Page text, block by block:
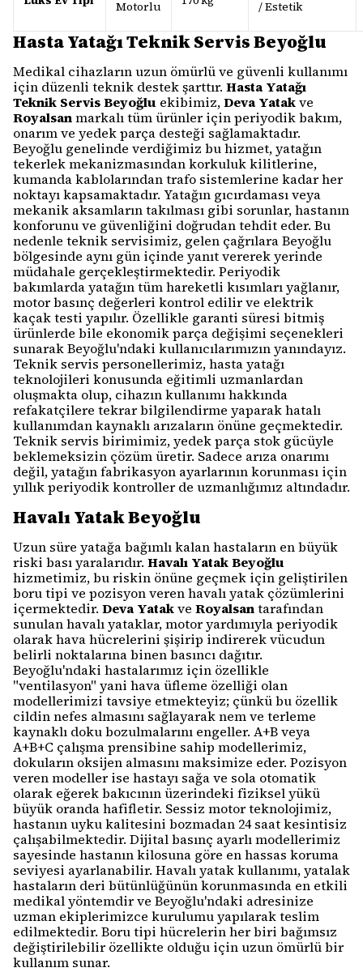
Motorlu
/ Estetik
Hasta Yatağı Teknik Servis Beyoğlu
Medikal cihazların uzun ömürlü ve güvenli kullanımı
için düzenli teknik destek şarttır. Hasta Yatağı
Teknik Servis Beyoğlu ekibimiz,Deva Yatakve
Royalsanmarkalı tüm ürünler için periyodik bakım,
onarım ve yedek parça desteği sağlamaktadır.
Beyoğlu genelinde verdiğimiz bu hizmet, yatağın
tekerlek mekanizmasından korkuluk kilitlerine,
kumanda kablolarından trafo sistemlerine kadar her
noktayı kapsamaktadır. Yatağın gıcırdaması veya
mekanik aksamların takılması gibi sorunlar, hastanın
konforunu ve güvenliğini doğrudan tehdit eder. Bu
nedenle teknik servisimiz, gelen çağrılara Beyoğlu
bölgesinde aynı gün içinde yanıt vererek yerinde
müdahale gerçekleştirmektedir. Periyodik
bakımlarda yatağın tüm hareketli kısımları yağlanır,
motor basınç değerleri kontrol edilir ve elektrik
kaçak testi yapılır. Özellikle garanti süresi bitmiş
ürünlerde bile ekonomik parça değişimi seçenekleri
sunarak Beyoğlu'ndaki kullanıcılarımızın yanındayız.
Teknik servis personellerimiz, hasta yatağı
teknolojileri konusunda eğitimli uzmanlardan
oluşmakta olup, cihazın kullanımı hakkında
refakatçilere tekrar bilgilendirme yaparak hatalı
kullanımdan kaynaklı arızaların önüne geçmektedir.
Teknik servis birimimiz, yedek parça stok gücüyle
beklemeksizin çözüm üretir. Sadece arıza onarımı
değil, yatağın fabrikasyon ayarlarının korunması için
yıllık periyodik kontroller de uzmanlığımız altındadır.
Havalı Yatak Beyoğlu
Uzun süre yatağa bağımlı kalan hastaların en büyük
riski bası yaralarıdır. Havalı Yatak Beyoğlu
hizmetimiz, bu riskin önüne geçmek için geliştirilen
boru tipi ve pozisyon veren havalı yatak çözümlerini
içermektedir. Deva Yatakve Royalsantarafından
sunulan havalı yataklar, motor yardımıyla periyodik
olarak hava hücrelerini şişirip indirerek vücudun
belirli noktalarına binen basıncı dağıtır.
Beyoğlu'ndaki hastalarımız için özellikle
"ventilasyon" yani hava üfleme özelliği olan
modellerimizi tavsiye etmekteyiz; çünkü bu özellik
cildin nefes almasını sağlayarak nem ve terleme
kaynaklı doku bozulmalarını engeller. A+B veya
A+B+C çalışma prensibine sahip modellerimiz,
dokuların oksijen almasını maksimize eder. Pozisyon
veren modeller ise hastayı sağa ve sola otomatik
olarak eğerek bakıcının üzerindeki fiziksel yükü
büyük oranda hafifletir. Sessiz motor teknolojimiz,
hastanın uyku kalitesini bozmadan 24 saat kesintisiz
çalışabilmektedir. Dijital basınç ayarlı modellerimiz
sayesinde hastanın kilosuna göre en hassas koruma
seviyesi ayarlanabilir. Havalı yatak kullanımı, yatalak
hastaların deri bütünlüğünün korunmasında en etkili
medikal yöntemdir ve Beyoğlu'ndaki adresinize
uzman ekiplerimizce kurulumu yapılarak teslim
edilmektedir. Boru tipi hücrelerin her biri bağımsız
değiştirilebilir özellikte olduğu için uzun ömürlü bir
kullanım sunar.